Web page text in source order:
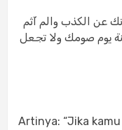
الكذب والم آثم
يوم صومك ولا تجعل
Artinya: “Jika